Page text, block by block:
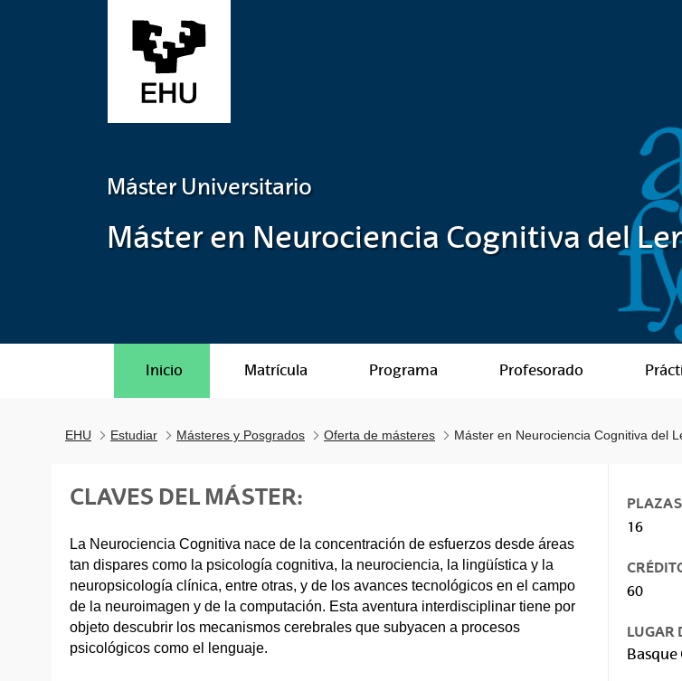
Máster Universitario
Máster en Neurociencia Cognitiva del
Inicio Matrícula Programa Profesorado
EHU Estudiar Másteres y Posgrados Oferta de másteres Máster en Neurociencia Cognitiva del
CLAVES DEL MÁSTER:
La Neurociencia Cognitiva nace de la concentración de esfuerzos desde áreas
tan dispares como la psicología cognitiva, la neurociencia, la lingüística y la
neuropsicología clínica, entre otras, y de los avances tecnológicos en el campo
de la neuroimagen y de la computación. Esta aventura interdisciplinar tiene por
objeto descubrir los mecanismos cerebrales que subyacen a procesos
psicológicos como el lenguaje.
16
60
LUGAR